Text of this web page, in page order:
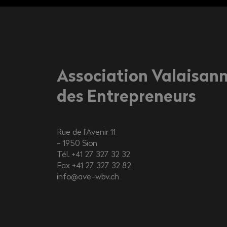
Association
des Entrepreneurs
Rue de l’Avenir 11
1950 Sion
Tél. +41 27 327 32 32
Fax +41 27 327 32 82
info@ave-wbv.ch